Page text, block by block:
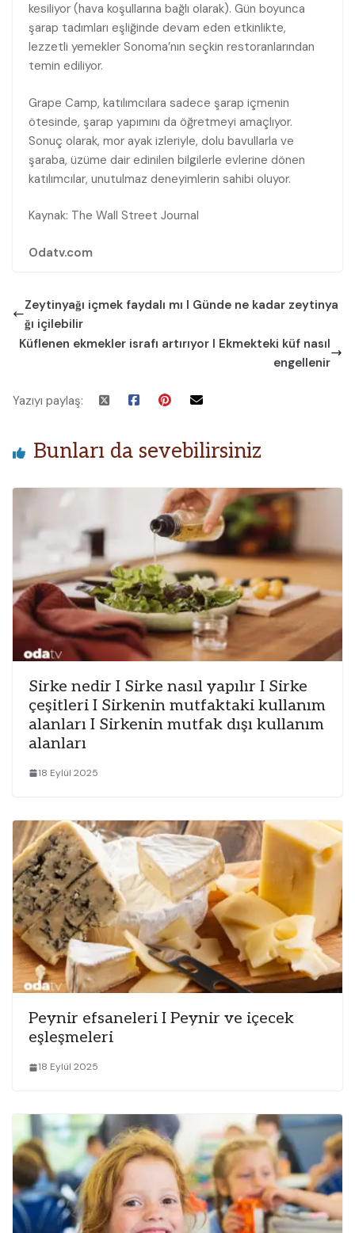
kesiliyor (hava koşullarına bağlı olarak). Gün boyunca
şarap tadımları eşliğinde devam eden etkinlikte,
lezzetli yemekler Sonoma’nın seçkin restoranlarından
temin ediliyor.
Grape Camp, katılımcılara sadece şarap içmenin
ötesinde, şarap yapımını da öğretmeyi amaçlıyor.
Sonuç olarak, mor ayak izleriyle, dolu bavullarla ve
şaraba, üzüme dair edinilen bilgilerle evlerine dönen
katılımcılar, unutulmaz deneyimlerin sahibi oluyor.
Kaynak: The Wall Street Journal
Odatv.com
Zeytinyağı içmek faydalı mı I Günde ne kadar zeytinya
ğı içilebilir
Küflenen ekmekler israfı artırıyor I Ekmekteki küf nasıl
engellenir
Yazıyı paylaş:
Bunları da sevebilirsiniz
Sirke nedir I Sirke nasıl yapılır I Sirke
çeşitleri I Sirkenin mutfaktaki kullanım
alanları I Sirkenin mutfak dışı kullanım
alanları
18 Eylül 2025
Peynir efsaneleri I Peynir ve içecek
eşleşmeleri
18 Eylül 2025